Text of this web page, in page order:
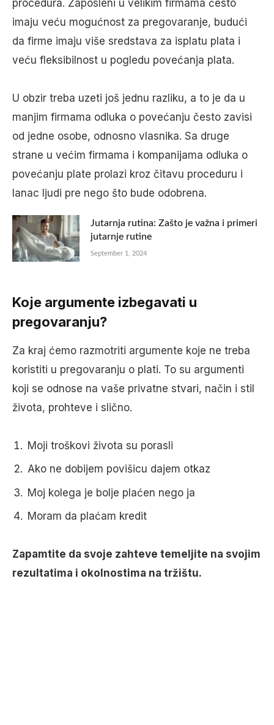
procedura. Zaposleni u velikim firmama često
imaju veću mogućnost za pregovaranje, budući
da firme imaju više sredstava za isplatu plata i
veću fleksibilnost u pogledu povećanja plata.
U obzir treba uzeti još jednu razliku, a to je da u
manjim firmama odluka o povećanju često zavisi
od jedne osobe, odnosno vlasnika. Sa druge
strane u većim firmama i kompanijama odluka o
povećanju plate prolazi kroz čitavu proceduru i
lanac ljudi pre nego što bude odobrena.
Jutarnja rutina: Zašto je važna i primeri
jutarnje rutine
September 1, 2024
Koje argumente izbegavati u
pregovaranju?
Za kraj ćemo razmotriti argumente koje ne treba
koristiti u pregovaranju o plati. To su argumenti
koji se odnose na vaše privatne stvari, način i stil
života, prohteve i slično.
Moji troškovi života su porasli
Ako ne dobijem povišicu dajem otkaz
Moj kolega je bolje plaćen nego ja
Moram da plaćam kredit
Zapamtite da svoje zahteve temeljite na svojim
rezultatima i okolnostima na tržištu.